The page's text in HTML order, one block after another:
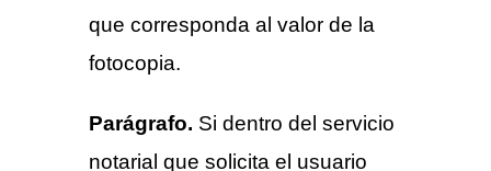
que corresponda al valor de la
fotocopia.
Parágrafo. Si dentro del servicio
notarial que solicita el usuario